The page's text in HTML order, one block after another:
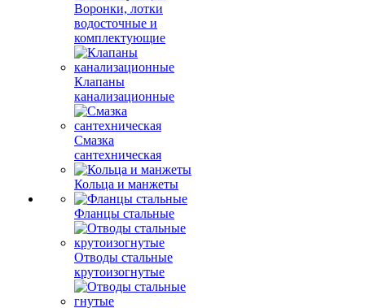
Воронки, лотки
водосточные и
комплектующие
Клапаны
канализационные
Смазка
сантехническая
Кольца и манжеты
Фланцы стальные
Отводы стальные
крутоизогнутые